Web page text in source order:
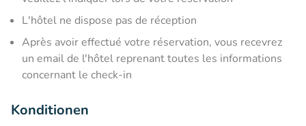
L'hôtel ne dispose pas de réception
Après avoir effectué votre réservation, vous recevrez
un email de l'hôtel reprenant toutes les informations
concernant le check-in
Konditionen